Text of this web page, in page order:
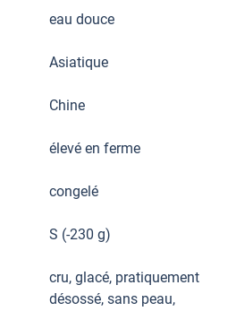
eau douce
Asiatique
Chine
élevé en ferme
congelé
S (-230 g)
cru, glacé, pratiquement
désossé, sans peau,